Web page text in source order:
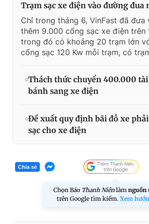
Trạm sạc xe điện vào đường đua
Chỉ trong tháng 6, VinFast đã đưa
thêm 9.000 cổng sạc xe điện trên
trong đó có khoảng 20 trạm lớn
cổng sạc 120 Kw mỗi trạm, có
Thách thức chuyển 400.000 tài
bánh sang xe điện
Đề xuất quy định bãi đỗ xe
sạc cho xe điện
Chia sẻ
Chọn Báo Thanh Niên làm nguồn
trên Google tìm kiếm. Xem